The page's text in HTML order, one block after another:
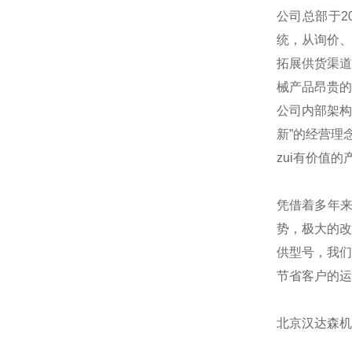
公司总部于
统，从询价
拓展供货渠
械产品昂贵
公司内部架
新”的经营理
zui有价值的
凭借着多年
势，极大的
供型号，我
节省客户的
北京汉达森